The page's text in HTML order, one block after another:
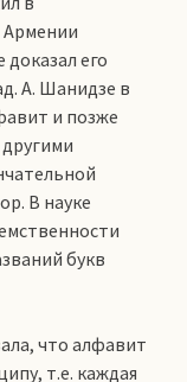
его
А. Шанидзе в
и позже
В науке
букв
что алфавит
т.е. каждая